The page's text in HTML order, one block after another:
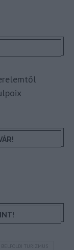
BELFÖLDI TURIZMUS